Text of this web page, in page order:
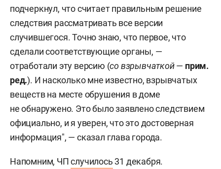
подчеркнул, что считает правильным решение
следствия рассматривать все версии
случившегося. Точно знаю, что первое, что
сделали соответствующие органы, —
отработали эту версию (со взрывчаткой— прим.
ред.). И насколько мне известно, взрывчатых
веществ на месте обрушения в доме
не обнаружено. Это было заявлено следствием
официально, и я уверен, что это достоверная
информация", — сказал глава города.
Напомним, ЧПслучилось 31 декабря.